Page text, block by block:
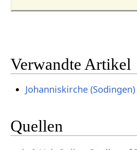
Verwandte Artikel
Johanniskirche (Sodingen)
Quellen